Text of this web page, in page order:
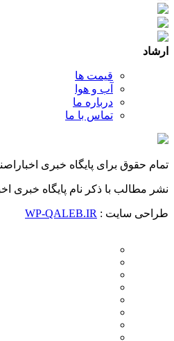
ارشاد
قیمت ها
آب و هوا
درباره ما
تماس با ما
تمام حقوق برای پایگاه خبری
نشر مطالب با ذکر نام پایگاه خبری
طراحی سایت : WP-QALEB.IR